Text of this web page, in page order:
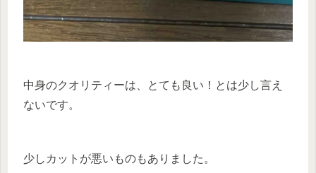
中身のクオリティーは、とても良い！とは少し言え
ないです。
少しカットが悪いものもありました。